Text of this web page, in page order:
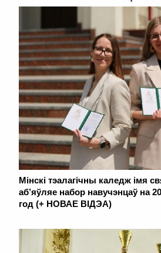
Мінскі тэалагічны каледж імя
аб’яўляе набор навучэнцаў на
год (+ НОВАЕ ВІДЭА)